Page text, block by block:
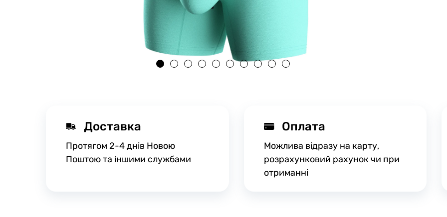
Доставка
Протягом 2-4 днів Новою
Поштою та іншими службами
Оплата
Можлива відразу на карту,
розрахунковий рахунок чи при
отриманні